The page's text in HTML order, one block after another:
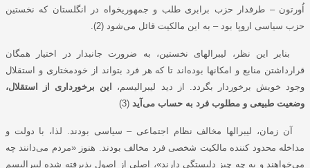
اُورتون– طرفدار حزب برابری طلب و جمهوریخواه در انگلستان که نخستین
حزب سیاسی اروپا بود – به این مالکیت قائل می‌شود (2).
بنابر این نظر، لیبرالهای نخستین، به ضرورت جانبدار در اختیار همگان
قرارداشتن منابع و امکانها بوده‌اند تا که هر فرد بتواند از خودمختاری و استقلال
وجود خویش برخوردار بگردد. از دید لیبرالیسم،
این برخورداری از استقلال،
وضعیت طبیعی و مطلوب فرد به حساب می‌آید (3)
آن زمان، لیبرالها مخالف نظام اجتماعی – سیاسی بودند. لذا، با دولت و
مداخله‌ محدود کننده مالکیت شخصی فرد مخالف بودند. هنوز «مردم می‌دانند چه
می‌خواهند و به چه چیز دلبستگی دارند»، اصلی از اصول پذیرفته شده لیبرالیسم